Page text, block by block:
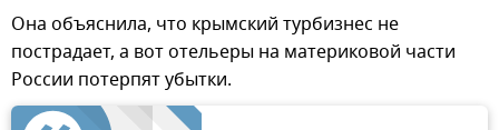
Она объяснила, что крымский турбизнес не
пострадает, а вот отельеры на материковой части
России потерпят убытки.